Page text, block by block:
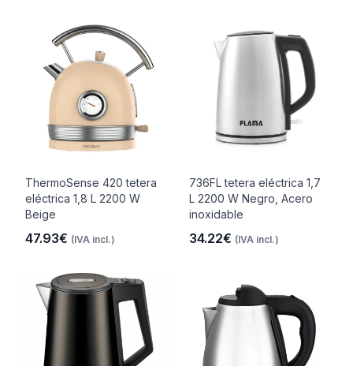
ThermoSense 420 tetera
eléctrica 1,8 L 2200 W
Beige
47.93€ (IVA incl.)
736FL tetera eléctrica 1,7
L 2200 W Negro, Acero
inoxidable
34.22€ (IVA incl.)